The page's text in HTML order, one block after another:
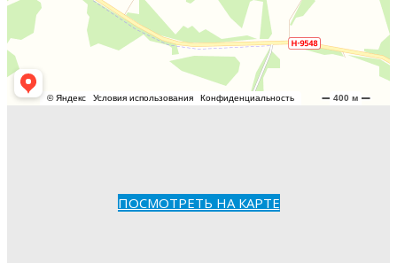
ПОСМОТРЕТЬ НА КАРТЕ